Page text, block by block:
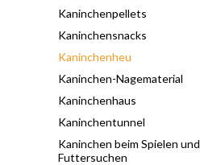
Kaninchenpellets
Kaninchensnacks
Kaninchenheu
Kaninchen-Nagematerial
Kaninchenhaus
Kaninchentunnel
Kaninchen beim Spielen und
Futtersuchen